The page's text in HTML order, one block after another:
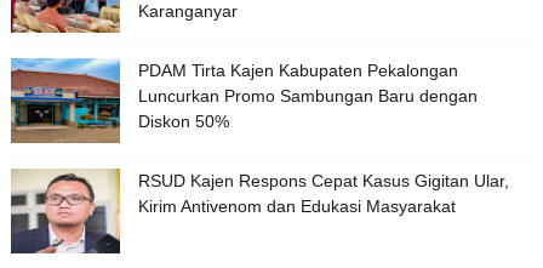
Karanganyar
PDAM Tirta Kajen Kabupaten Pekalongan
Luncurkan Promo Sambungan Baru dengan
Diskon 50%
RSUD Kajen Respons Cepat Kasus Gigitan Ular,
Kirim Antivenom dan Edukasi Masyarakat